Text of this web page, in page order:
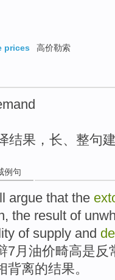
prices
高价勒索
结果，长、整句
例句
argue that the
, the result of
of supply and
7月 油价畸高是反
背离的结果。